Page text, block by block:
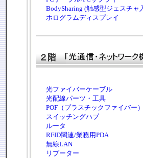
BodySharing (触感型ジェスチャ
ホログラムディスプレイ
光ファイバーケーブル
光配線パーツ・工具
POF（プラスチックファイバー
スイッチングハブ
ルータ
RFID関連/業務用PDA
無線LAN
リブーター